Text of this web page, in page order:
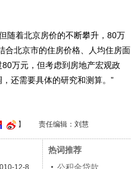
着北京房价的不断攀升，80万
合北京市的住房价格、人均住房面
万元，但考虑到房地产宏观政
还需要具体的研究和测算。”
】 责任编辑：刘慧
12-8
热词推荐